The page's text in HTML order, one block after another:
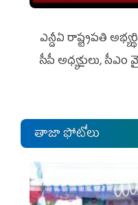
ఎన్డీఏ రాష్ట్ర‌ప‌తి
సీపీ అధ్య‌క్షులు,
తాజా ఫోటోలు